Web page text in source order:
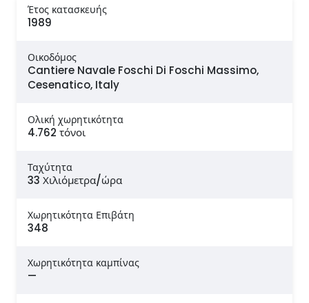
Έτος κατασκευής
1989
Οικοδόμος
Cantiere Navale Foschi Di Foschi Massimo,
Cesenatico, Italy
Ολική χωρητικότητα
4.762 τόνοι
Ταχύτητα
33 Χιλιόμετρα/ώρα
Χωρητικότητα Επιβάτη
348
Χωρητικότητα καμπίνας
—